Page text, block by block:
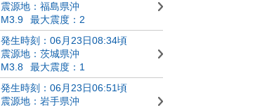
震源地：福島県沖
M3.9
最大震度：2
発生時刻：06月23日08:34頃
震源地：茨城県沖
M3.8
最大震度：1
発生時刻：06月23日06:51頃
震源地：岩手県沖